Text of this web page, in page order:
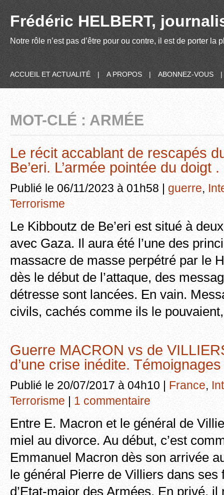
Frédéric HELBERT,
Notre rôle n’est pas d’être pour ou contre, il est de porter
ACCUEIL ET ACTUALITÉ | A PROPOS | ABONNEZ-VOUS |
MOT-CLÉ : ARMÉE
Le récit accablant de rescapés
Be’eri. L’armée pointée du doigt .
Publié le 06/11/2023 à 01h58 | guerre,
Terrorisme
Le Kibboutz de Be’eri est situé à
avec Gaza. Il aura été l’une des
massacre de masse perpétré par le
dès le début de l’attaque, des
détresse sont lancées. En vain.
civils, cachés comme ils le
Guerre MACRON vs de
d’une crise inédite. Témoignages
Publié le 20/07/2017 à 04h10 | France,
Terrorisme | 1 commentaire
Entre E. Macron et le général de
miel au divorce. Au début, c’est
Emmanuel Macron dès son arrivée
le général Pierre de Villiers dans ses
d’Etat-major des Armées. En privé, il